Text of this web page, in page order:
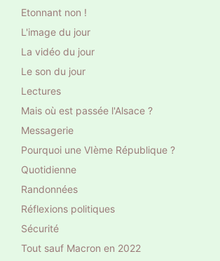
Etonnant non !
L'image du jour
La vidéo du jour
Le son du jour
Lectures
Mais où est passée l'Alsace ?
Messagerie
Pourquoi une VIème République ?
Quotidienne
Randonnées
Réflexions politiques
Sécurité
Tout sauf Macron en 2022